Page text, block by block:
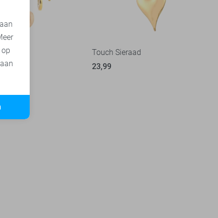
Touch Sieraad
23,99